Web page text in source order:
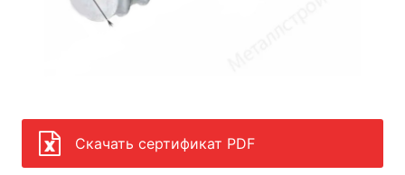
Скачать сертификат PDF